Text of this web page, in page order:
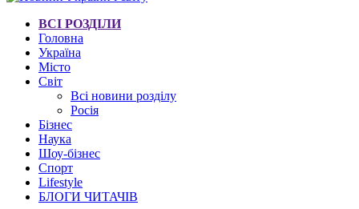
ВСІ РОЗДІЛИ
Головна
Україна
Місто
Світ
Всі новини розділу
Росія
Бізнес
Наука
Шоу-бізнес
Спорт
Lifestyle
БЛОГИ ЧИТАЧІВ